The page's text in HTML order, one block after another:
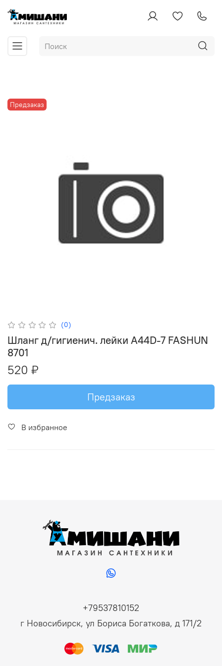
Предзаказ
(0)
Шланг д/гигиенич. лейки А44D-7 FASHUN
8701
520 ₽
Предзаказ
В избранное
+79537810152
г Новосибирск, ул Бориса Богаткова, д 171/2